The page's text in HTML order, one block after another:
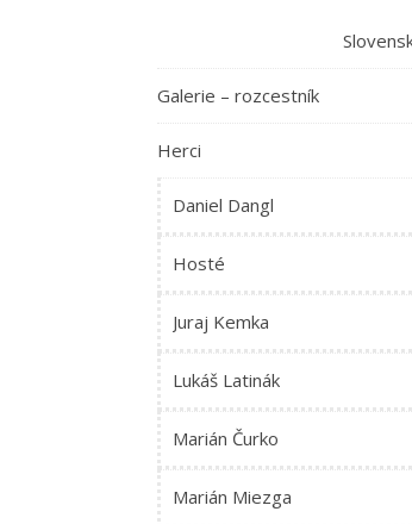
Galerie – rozcestník
Herci
Daniel Dangl
Hosté
Juraj Kemka
Lukáš Latinák
Marián Čurko
Marián Miezga